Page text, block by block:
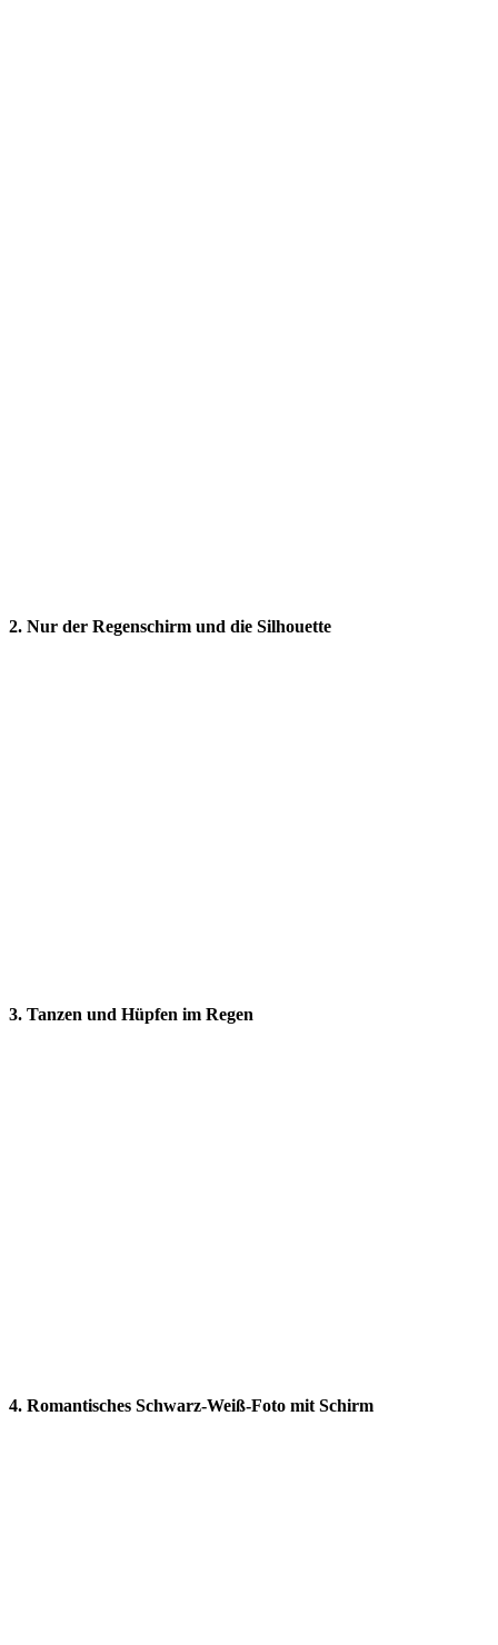
2. Nur der Regenschirm und die Silhouette
3. Tanzen und Hüpfen im Regen
4. Romantisches Schwarz-Weiß-Foto mit Schirm